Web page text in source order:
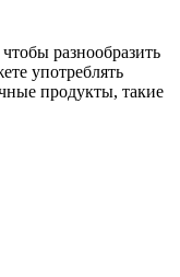
разнообразить
употреблять
продукты, такие